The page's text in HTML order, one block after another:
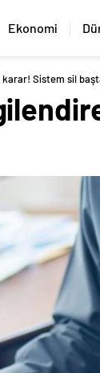
Ekonomi
karar! Sistem sil